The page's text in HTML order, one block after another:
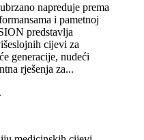
napreduje prema
i pametnoj
predstavlja
cijevi za
generacije, nudeći
rješenja za...